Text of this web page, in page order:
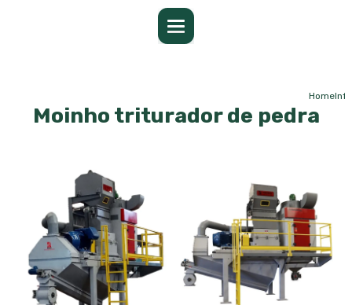
Home
Moinho triturador de pedra